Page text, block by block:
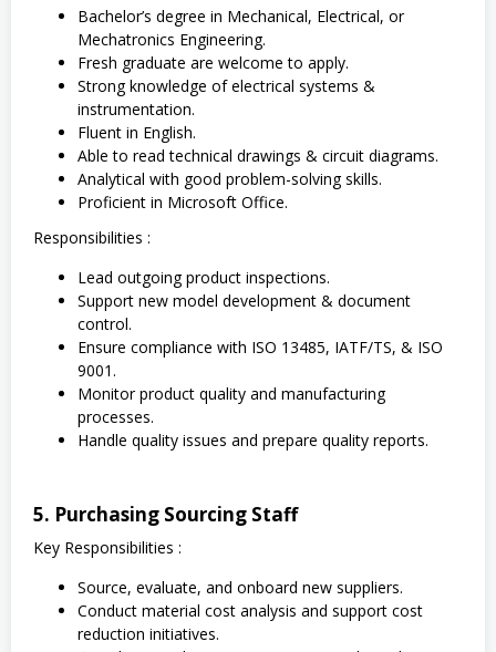
Bachelor’s degree in Mechanical, Electrical, or
Mechatronics Engineering.
Fresh graduate are welcome to apply.
Strong knowledge of electrical systems &
instrumentation.
Fluent in English.
Able to read technical drawings & circuit diagrams.
Analytical with good problem-solving skills.
Proficient in Microsoft Office.
Responsibilities :
Lead outgoing product inspections.
Support new model development & document
control.
Ensure compliance with ISO 13485, IATF/TS, & ISO
9001.
Monitor product quality and manufacturing
processes.
Handle quality issues and prepare quality reports.
5. Purchasing Sourcing Staff
Key Responsibilities :
Source, evaluate, and onboard new suppliers.
Conduct material cost analysis and support cost
reduction initiatives.